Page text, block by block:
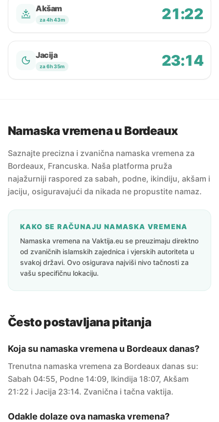
Akšam
za 4h 43m 21:22
Jacija
za 6h 35m 23:14
Namaska vremena u Bordeaux
Saznajte precizna i zvanična namaska vremena za
Bordeaux, Francuska. Naša platforma pruža
najažurniji raspored za sabah, podne, ikindiju, akšam i
jaciju, osiguravajući da nikada ne propustite namaz.
KAKO SE RAČUNAJU NAMASKA VREMENA
Namaska vremena na Vaktija.eu se preuzimaju direktno
od zvaničnih islamskih zajednica i vjerskih autoriteta u
svakoj državi. Ovo osigurava najviši nivo tačnosti za
vašu specifičnu lokaciju.
Često postavljana pitanja
Koja su namaska vremena u Bordeaux danas?
Trenutna namaska vremena za Bordeaux danas su:
Sabah 04:55, Podne 14:09, Ikindija 18:07, Akšam
21:22 i Jacija 23:14. Zvanična i tačna vaktija.
Odakle dolaze ova namaska vremena?